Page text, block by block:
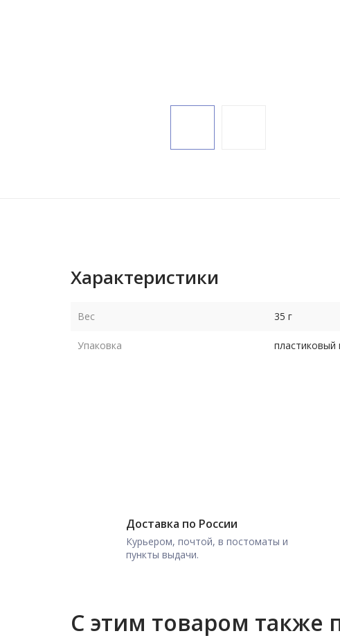
Характеристики
Вес 35 г
Упаковка пластиковый
Доставка по России
Курьером, почтой, в постоматы и
пункты выдачи.
С этим товаром также